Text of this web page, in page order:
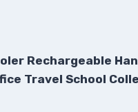
Rechargeable
Travel School